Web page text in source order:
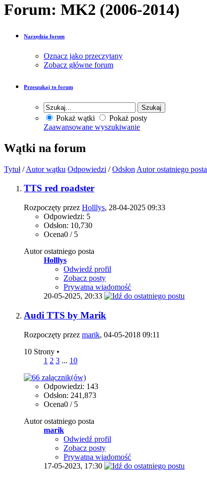
Forum: MK2 (2006-2014)
Narzędzia forum
Oznacz jako przeczytany
Zobacz główne forum
Przeszukaj to forum
Pokaż wątki
Pokaż posty
Zaawansowane wyszukiwanie
Wątki na forum
Tytuł/Autor wątku Odpowiedzi /Odsłon Autor ostatniego posta
TTS red roadster
Rozpoczęty przez Holllys, 28-04-2025 09:33
Odpowiedzi: 5
Odsłon: 10,730
Ocena0 / 5
Autor ostatniego posta
Holllys
Odwiedź profil
Zobacz posty
Prywatna wiadomość
20-05-2025, 20:33
Audi TTS by Marik
Rozpoczęty przez marik, 04-05-2018 09:11
10 Strony •
1 2 3 ... 10
Odpowiedzi: 143
Odsłon: 241,873
Ocena0 / 5
Autor ostatniego posta
marik
Odwiedź profil
Zobacz posty
Prywatna wiadomość
17-05-2023, 17:30